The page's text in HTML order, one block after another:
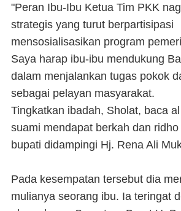
"Peran Ibu-Ibu Ketua Tim PKK
strategis yang turut berpartisipasi
mensosialisasikan program
Saya harap ibu-ibu mendukung
dalam menjalankan tugas pokok
sebagai pelayan masyarakat.
Tingkatkan ibadah, Sholat, baca
suami mendapat berkah dan ridho
bupati didampingi Hj. Rena Ali
Pada kesempatan tersebut dia
mulianya seorang ibu. Ia teringat